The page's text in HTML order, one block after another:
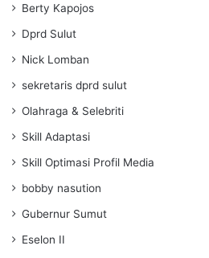
Berty Kapojos
Dprd Sulut
Nick Lomban
sekretaris dprd sulut
Olahraga & Selebriti
Skill Adaptasi
Skill Optimasi Profil Media
bobby nasution
Gubernur Sumut
Eselon II